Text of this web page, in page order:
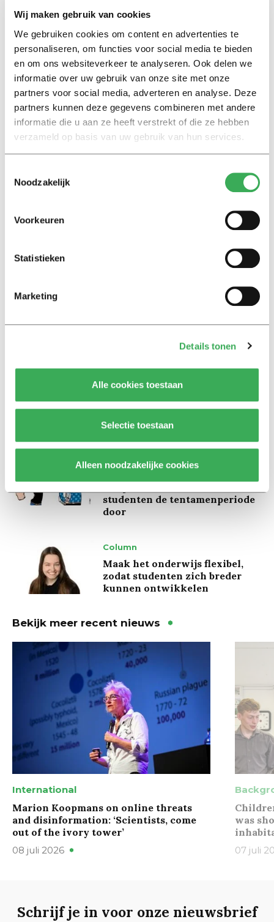
Wij maken gebruik van cookies
We gebruiken cookies om content en advertenties te
personaliseren, om functies voor social media te bieden
en om ons websiteverkeer te analyseren. Ook delen we
informatie over uw gebruik van onze site met onze
partners voor social media, adverteren en analyse. Deze
partners kunnen deze gegevens combineren met andere
informatie die u aan ze heeft verstrekt of die ze hebben
verzameld op basis van uw gebruik van hun services.
Noodzakelijk
Voorkeuren
Statistieken
Marketing
Details tonen
Alle cookies toestaan
Selectie toestaan
Alleen noodzakelijke cookies
Ossewaarde: “In een notendop gaat het om het
volgende: walg ik van overvloed en luxe? Als het
antwoord nee is, zou ik er goed aan doen om kritisch
naar mijn eigen kreten te gaan kijken en luisteren.” De
haat tegen rijkdom is net zo gevaarlijk als de rijkdom
zelf.
Lees het volledige artikel .
Lees ook
Marion Koopmans over online
bedreigingen en desinformatie:
‘Wetenschappers, kom die
Achtergrond
Kinderen spelen de Zero
kregen er een paar miljoen
inwoners bij’
Ritalin, koffie en
studenten de tentamenperiode
door
Column
Maak het onderwijs flexibel,
zodat studenten zich breder
kunnen ontwikkelen
Bekijk meer recent nieuws
International
Marion Koopmans on online threats
and disinformation: ‘Scientists, come
out of the ivory tower’
08 juli 2026
was
07 juli
Schrijf je in voor onze nieuwsbrief